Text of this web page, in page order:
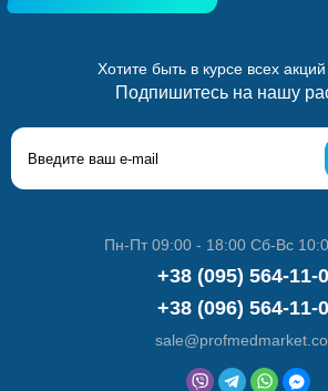
Хотите быть в курсе всех
Подпишитесь на нашу
Пн-Пт 09:00 - 18:00 Сб-Вс
+38 (095) 564-11-
+38 (096) 564-11-